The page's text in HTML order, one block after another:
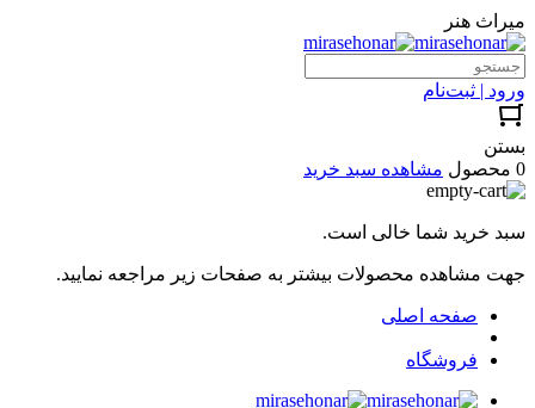
میراث هنر
ورود | ثبت‌نام
بستن
0 محصول
مشاهده سبد خرید
سبد خرید شما خالی است.
جهت مشاهده محصولات بیشتر به صفحات زیر مراجعه نمایید.
صفحه اصلی
فروشگاه